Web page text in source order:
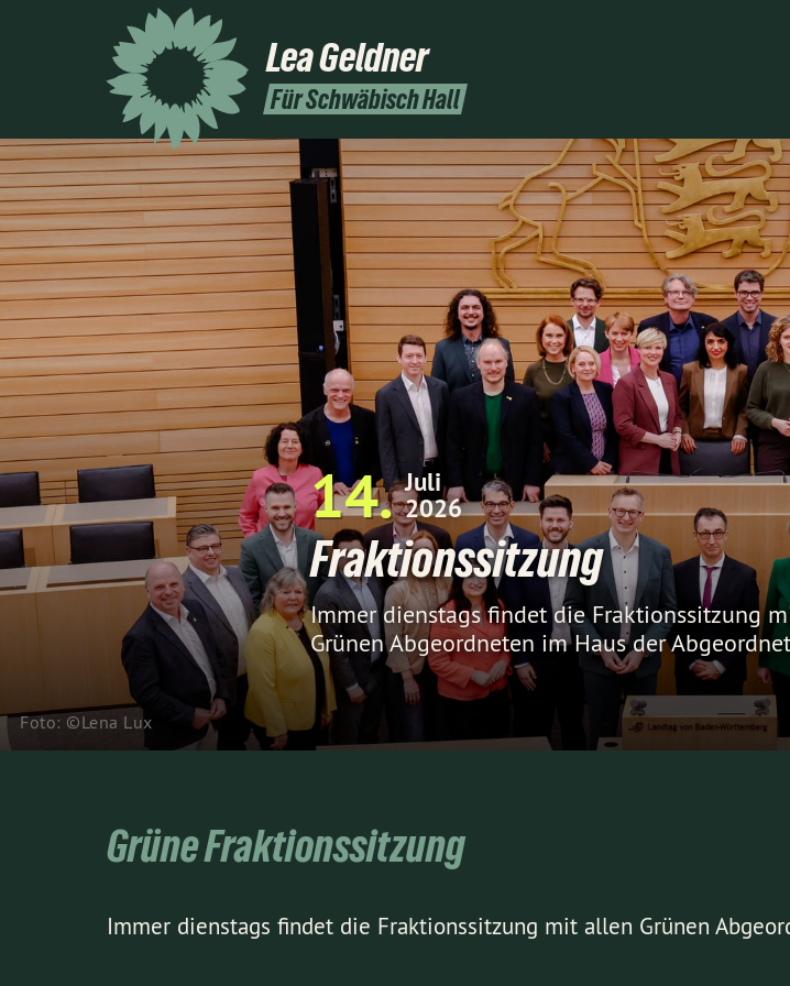
LeaGeldner
Für Schwäbisch Hall
Foto: ©Lena Lux
14
Juli
2026
Fraktionssitzung
Immer dienstags findet die Fraktionssitzung
Grünen Abgeordneten im Haus der
Grüne Fraktionssitzung
Immer dienstags findet die Fraktionssitzung mit allen Grünen